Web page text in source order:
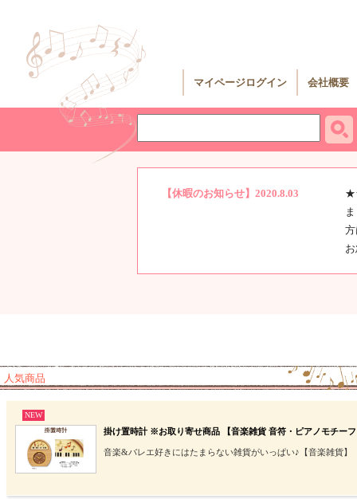
マイページログイン 会社概要
【休暇のお知らせ】2020.8.03
人気商品
NEW
掛け置時計 ※お取り寄せ商品 【音楽雑貨 音符・ピアノモチー
音楽&バレエ好きにはたまらない雑貨がいっぱい♪【音楽雑貨】